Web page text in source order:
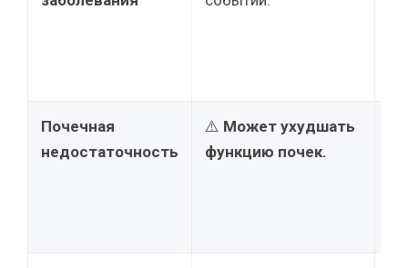
Почечная
недостаточность
⚠️ Может ухудшать
функцию почек.